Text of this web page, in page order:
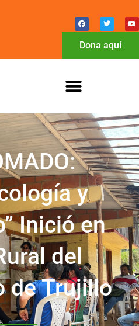
Dona aquí
y
Inició en
del
de Trujillo